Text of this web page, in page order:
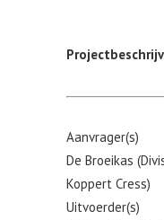
Aanvrager(s)
De Broeikas
Koppert Cress)
Uitvoerder(s)